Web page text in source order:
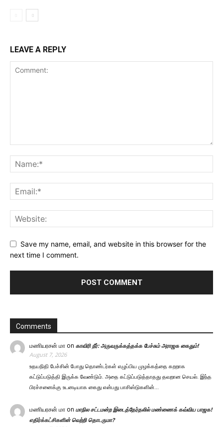
LEAVE A REPLY
Save my name, email, and website in this browser for the
next time I comment.
Comments
மணியரசன் மா on காவிரி நீர்: அருவருக்கத்தக்க பேச்சும் அராஜக கைதும்!
August 7, 2026
உதயநிதி பேச்சின் போது தொண்டர்கள் எழுப்பிய முழக்கத்தை கறறாக
கட்டுப்படுத்தி இருக்க வேண்டும். அதை கட்டுப்படுத்தாதது தவறான செயல். இந்த
பிரச்சனைக்கு உடனடியாக கைது என்பது பாசிஸ்டுகளின்…
மணியரசன் மா on மாநில சட்டமன்ற இடைத்தேர்தலில் மண்ணைக் கவ்விய பாஜக!
எதிர்க்கட்சிகளின் வெற்றி தொடருமா?